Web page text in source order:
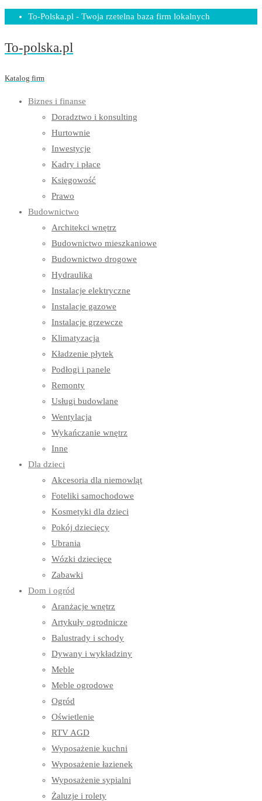
Skip
content
To-Polska.pl - Twoja rzetelna baza firm lokalnych
To-polska.pl
Katalog firm
Biznes i finanse
Doradztwo i konsulting
Hurtownie
Inwestycje
Kadry i płace
Księgowość
Prawo
Budownictwo
Architekci wnętrz
Budownictwo mieszkaniowe
Budownictwo drogowe
Hydraulika
Instalacje elektryczne
Instalacje gazowe
Instalacje grzewcze
Klimatyzacja
Kładzenie płytek
Podłogi i panele
Remonty
Usługi budowlane
Wentylacja
Wykańczanie wnętrz
Inne
Dla dzieci
Akcesoria dla niemowląt
Foteliki samochodowe
Kosmetyki dla dzieci
Pokój dziecięcy
Ubrania
Wózki dziecięce
Zabawki
Dom i ogród
Aranżacje wnętrz
Artykuły ogrodnicze
Balustrady i schody
Dywany i wykładziny
Meble
Meble ogrodowe
Ogród
Oświetlenie
RTV AGD
Wyposażenie kuchni
Wyposażenie łazienek
Wyposażenie sypialni
Żaluzje i rolety